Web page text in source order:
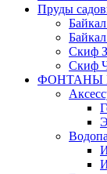
Пруды
Скиф
Скиф
ФОНТАНЫ